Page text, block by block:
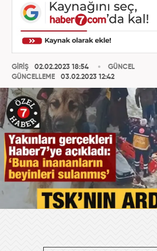
GİRİŞ
02.02.2023 18:54
GÜNCELLEME
03.02.2023 12:42
GÜNCEL